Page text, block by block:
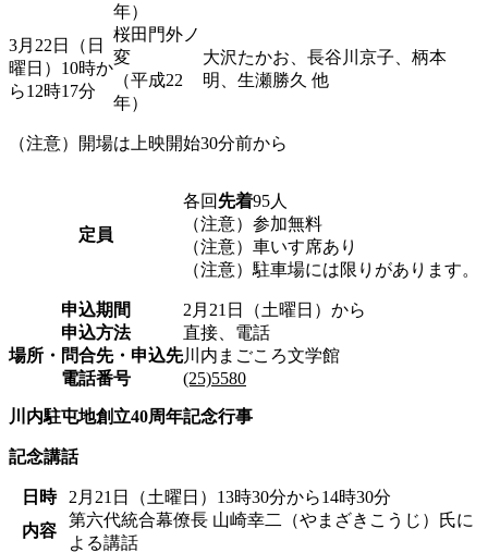
年）
3月22日（日
曜日）10時か
ら12時17分
桜田門外ノ
変
（平成22
年）
大沢たかお、長谷川京子、柄本
明、生瀬勝久 他
（注意）開場は上映開始30分前から
定員
各回先着95人
（注意）参加無料
（注意）車いす席あり
（注意）駐車場には限りがあります。
申込期間
2月21日（土曜日）から
申込方法
直接、電話
場所・問合先・申込先川内まごころ文学館
電話番号
(25)5580
川内駐屯地創立40周年記念行事
記念講話
日時
2月21日（土曜日）13時30分から14時30分
内容
第六代統合幕僚長 山崎幸二（やまざきこうじ）氏に
よる講話